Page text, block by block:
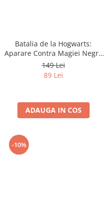
Batalia de la Hogwarts:
Aparare Contra Magiei Negre
(RO)
149 Lei
89 Lei
ADAUGA IN COS
-10%